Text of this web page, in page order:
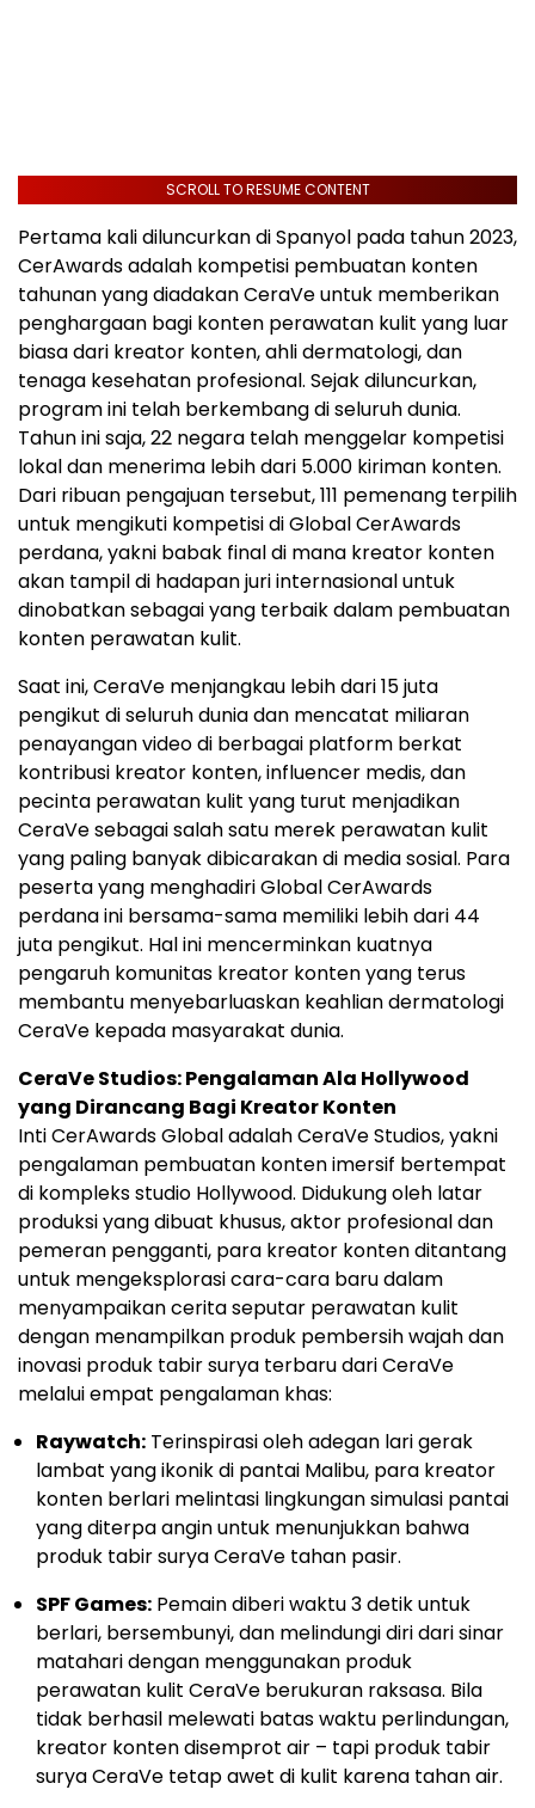
SCROLL TO RESUME CONTENT
Pertama kali diluncurkan di Spanyol pada tahun 2023,
CerAwards adalah kompetisi pembuatan konten
tahunan yang diadakan CeraVe untuk memberikan
penghargaan bagi konten perawatan kulit yang luar
biasa dari kreator konten, ahli dermatologi, dan
tenaga kesehatan profesional. Sejak diluncurkan,
program ini telah berkembang di seluruh dunia.
Tahun ini saja, 22 negara telah menggelar kompetisi
lokal dan menerima lebih dari 5.000 kiriman konten.
Dari ribuan pengajuan tersebut, 111 pemenang terpilih
untuk mengikuti kompetisi di Global CerAwards
perdana, yakni babak final di mana kreator konten
akan tampil di hadapan juri internasional untuk
dinobatkan sebagai yang terbaik dalam pembuatan
konten perawatan kulit.
Saat ini, CeraVe menjangkau lebih dari 15 juta
pengikut di seluruh dunia dan mencatat miliaran
penayangan video di berbagai platform berkat
kontribusi kreator konten, influencer medis, dan
pecinta perawatan kulit yang turut menjadikan
CeraVe sebagai salah satu merek perawatan kulit
yang paling banyak dibicarakan di media sosial. Para
peserta yang menghadiri Global CerAwards
perdana ini bersama-sama memiliki lebih dari 44
juta pengikut. Hal ini mencerminkan kuatnya
pengaruh komunitas kreator konten yang terus
membantu menyebarluaskan keahlian dermatologi
CeraVe kepada masyarakat dunia.
CeraVe Studios: Pengalaman Ala Hollywood
yang Dirancang Bagi Kreator Konten
Inti CerAwards Global adalah CeraVe Studios, yakni
pengalaman pembuatan konten imersif bertempat
di kompleks studio Hollywood. Didukung oleh latar
produksi yang dibuat khusus, aktor profesional dan
pemeran pengganti, para kreator konten ditantang
untuk mengeksplorasi cara-cara baru dalam
menyampaikan cerita seputar perawatan kulit
dengan menampilkan produk pembersih wajah dan
inovasi produk tabir surya terbaru dari CeraVe
melalui empat pengalaman khas:
Raywatch: Terinspirasi oleh adegan lari gerak
lambat yang ikonik di pantai Malibu, para kreator
konten berlari melintasi lingkungan simulasi pantai
yang diterpa angin untuk menunjukkan bahwa
produk tabir surya CeraVe tahan pasir.
SPF Games: Pemain diberi waktu 3 detik untuk
berlari, bersembunyi, dan melindungi diri dari sinar
matahari dengan menggunakan produk
perawatan kulit CeraVe berukuran raksasa. Bila
tidak berhasil melewati batas waktu perlindungan,
kreator konten disemprot air – tapi produk tabir
surya CeraVe tetap awet di kulit karena tahan air.